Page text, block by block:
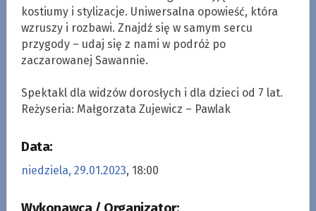
kostiumy i stylizacje. Uniwersalna opowieść, która
wzruszy i rozbawi. Znajdź się w samym sercu
przygody – udaj się z nami w podróż po
zaczarowanej Sawannie.
Spektakl dla widzów dorosłych i dla dzieci od 7 lat.
Reżyseria: Małgorzata Zujewicz – Pawlak
Data:
niedziela, 29.01.2023, 18:00
Wykonawca / Organizator: